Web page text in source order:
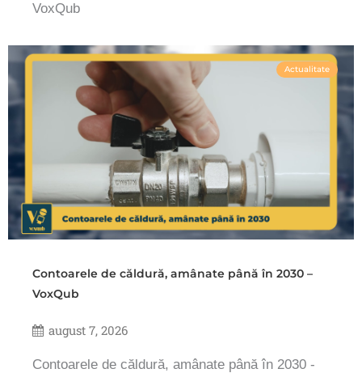
VoxQub
Actualitate
Contoarele de căldură, amânate până în 2030 –
VoxQub
august 7, 2026
Contoarele de căldură, amânate până în 2030 -